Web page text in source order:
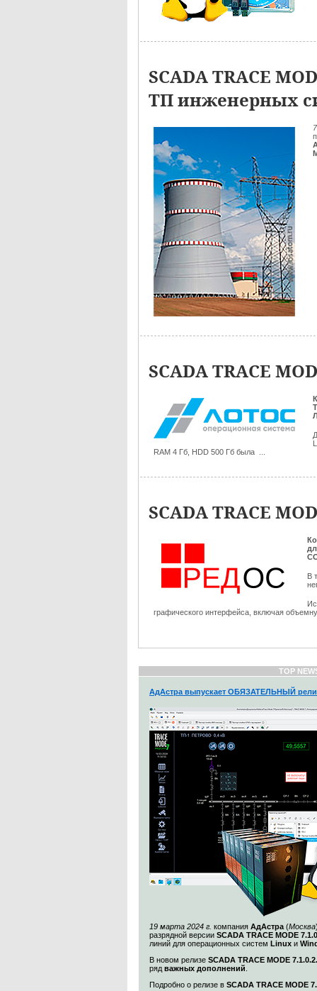
SCADA TRACE
ТП инженерных
SCADA TRACE
RAM 4 Гб, HDD 500 Гб была ...
SCADA TRACE
В
графического интерфейса, включая
TOP
АдАстра выпускает ОБЯЗАТЕЛЬНЫЙ релиз
19 марта 2024 г. компания АдАстра (Москва
разрядной версии SCADA TRACE MODE
линий для операционных систем Linux и
В новом релизе SCADA TRACE MODE 7.1.0.2.
ряд важных дополнений
Подробно о релизе в SCADA TRACE MODE